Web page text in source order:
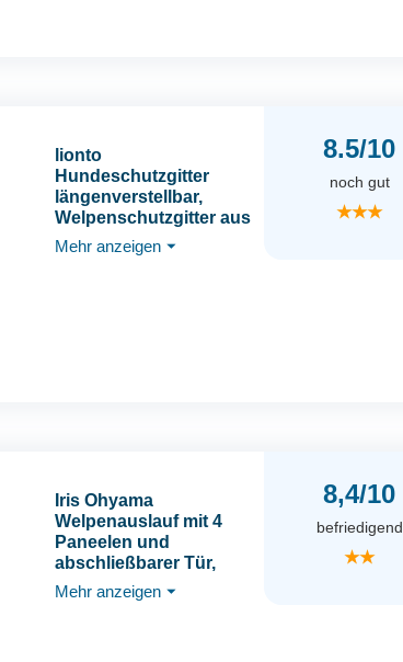
lionto
Hundeschutzgitter
längenverstellbar,
Welpenschutzgitter aus
attraktivem Pinienholz
sorgt für Sicherheit,
Mehr anzeigen ⏷
8.5/10
noch gut
★★★
Iris Ohyama
Welpenauslauf mit 4
Paneelen und
abschließbarer Tür,
H60cm, Weiß,
Katzengehege,
Mehr anzeigen ⏷
8,4/10
befriedigend
★★